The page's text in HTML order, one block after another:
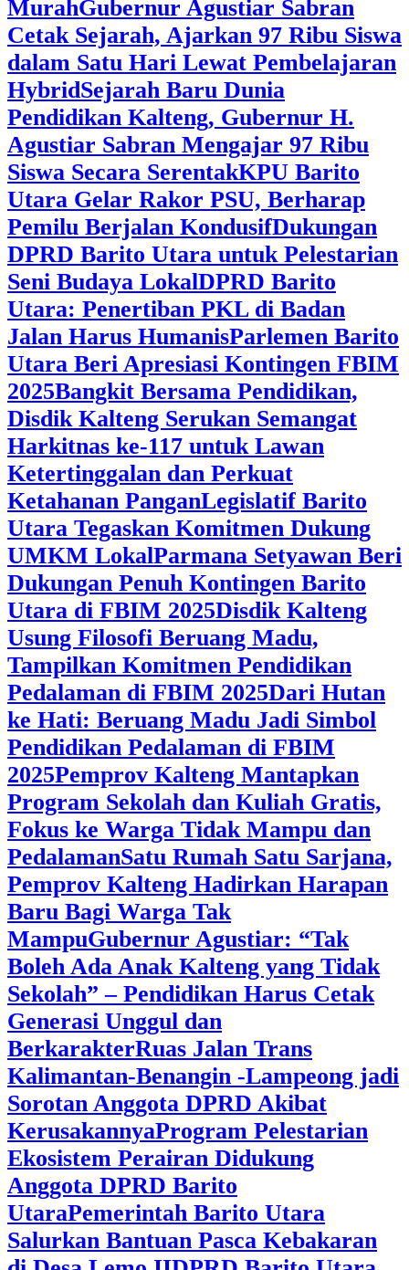
MurahGubernur Agustiar Sabran
Cetak Sejarah, Ajarkan 97 Ribu Siswa
dalam Satu Hari Lewat Pembelajaran
HybridSejarah Baru Dunia
Pendidikan Kalteng, Gubernur H.
Agustiar Sabran Mengajar 97 Ribu
Siswa Secara SerentakKPU Barito
Utara Gelar Rakor PSU, Berharap
Pemilu Berjalan KondusifDukungan
DPRD Barito Utara untuk Pelestarian
Seni Budaya LokalDPRD Barito
Utara: Penertiban PKL di Badan
Jalan Harus HumanisParlemen Barito
Utara Beri Apresiasi Kontingen FBIM
2025‎Bangkit Bersama Pendidikan,
Disdik Kalteng Serukan Semangat
Harkitnas ke-117 untuk Lawan
Ketertinggalan dan Perkuat
Ketahanan PanganLegislatif Barito
Utara Tegaskan Komitmen Dukung
UMKM LokalParmana Setyawan Beri
Dukungan Penuh Kontingen Barito
Utara di FBIM 2025Disdik Kalteng
Usung Filosofi Beruang Madu,
Tampilkan Komitmen Pendidikan
Pedalaman di FBIM 2025‎Dari Hutan
ke Hati: Beruang Madu Jadi Simbol
Pendidikan Pedalaman di FBIM
2025‎Pemprov Kalteng Mantapkan
Program Sekolah dan Kuliah Gratis,
Fokus ke Warga Tidak Mampu dan
Pedalaman‎Satu Rumah Satu Sarjana,
Pemprov Kalteng Hadirkan Harapan
Baru Bagi Warga Tak
Mampu‎Gubernur Agustiar: “Tak
Boleh Ada Anak Kalteng yang Tidak
Sekolah” – Pendidikan Harus Cetak
Generasi Unggul dan
BerkarakterRuas Jalan Trans
Kalimantan-Benangin -Lampeong jadi
Sorotan Anggota DPRD Akibat
KerusakannyaProgram Pelestarian
Ekosistem Perairan Didukung
Anggota DPRD Barito
UtaraPemerintah Barito Utara
Salurkan Bantuan Pasca Kebakaran